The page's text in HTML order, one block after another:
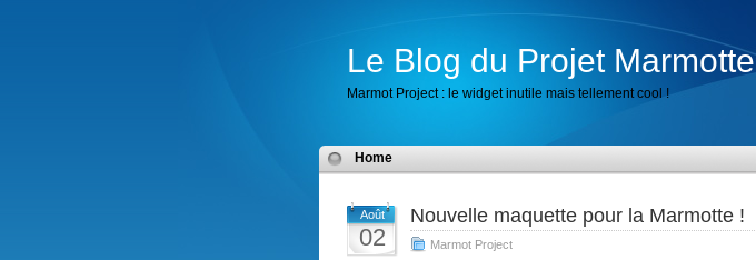
Le Blog du Projet Marmotte
Marmot Project : le widget inutile mais tellement cool !
Home
Août
02
Nouvelle maquette pour la Marmotte !
Marmot Project